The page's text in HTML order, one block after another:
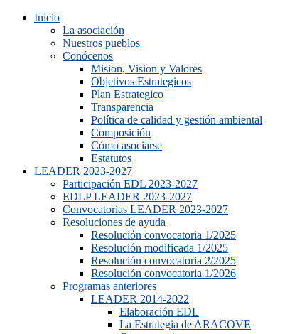
Inicio
La asociación
Nuestros pueblos
Conócenos
Mision, Vision y Valores
Objetivos Estrategicos
Plan Estrategico
Transparencia
Política de calidad y gestión ambiental
Composición
Cómo asociarse
Estatutos
LEADER 2023-2027
Participación EDL 2023-2027
EDLP LEADER 2023-2027
Convocatorias LEADER 2023-2027
Resoluciones de ayuda
Resolución convocatoria 1/2025
Resolución modificada 1/2025
Resolución convocatoria 2/2025
Resolución convocatoria 1/2026
Programas anteriores
LEADER 2014-2022
Elaboración EDL
La Estrategia de ARACOVE